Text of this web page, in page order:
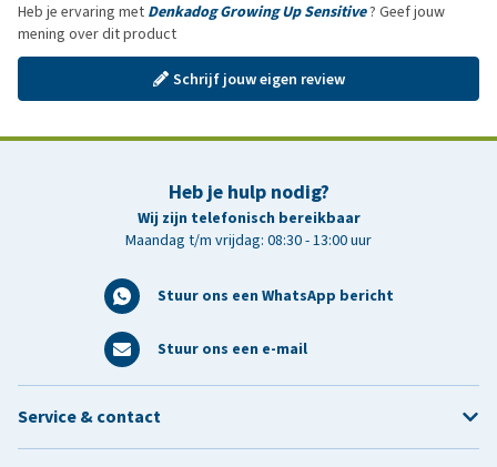
Heb je ervaring met Denkadog Growing Up Sensitive? Geef jouw
mening over dit product
Schrijf jouw eigen review
Heb je hulp nodig?
Wij zijn telefonisch bereikbaar
Maandag t/m vrijdag: 08:30 - 13:00 uur
Stuur ons een WhatsApp bericht
Stuur ons een e-mail
Service & contact